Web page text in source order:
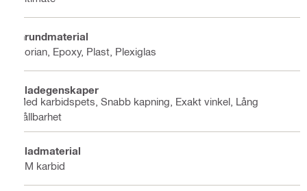
Grundmaterial
Corian, Epoxy, Plast, Plexiglas
Bladegenskaper
Med karbidspets, Snabb kapning, Exakt vinkel, Lång
hållbarhet
Bladmaterial
HM karbid